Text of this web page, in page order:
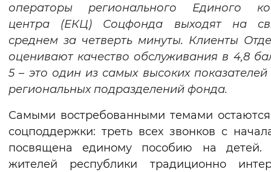
Монохромный Инверсивный
Синий фон
Изображения
Включены Выключены
Звуковой ассистент
Остановить
операторы регионального Единого
центра (ЕКЦ) Соцфонда выходят на
среднем за четверть минуты. Клиенты
оценивают качество обслуживания в 4,8
5 – это один из самых высоких
региональных подразделений фонда.
Самыми востребованными темами
соцподдержки: треть всех звонков с
посвящена единому пособию на детей.
жителей республики традиционно